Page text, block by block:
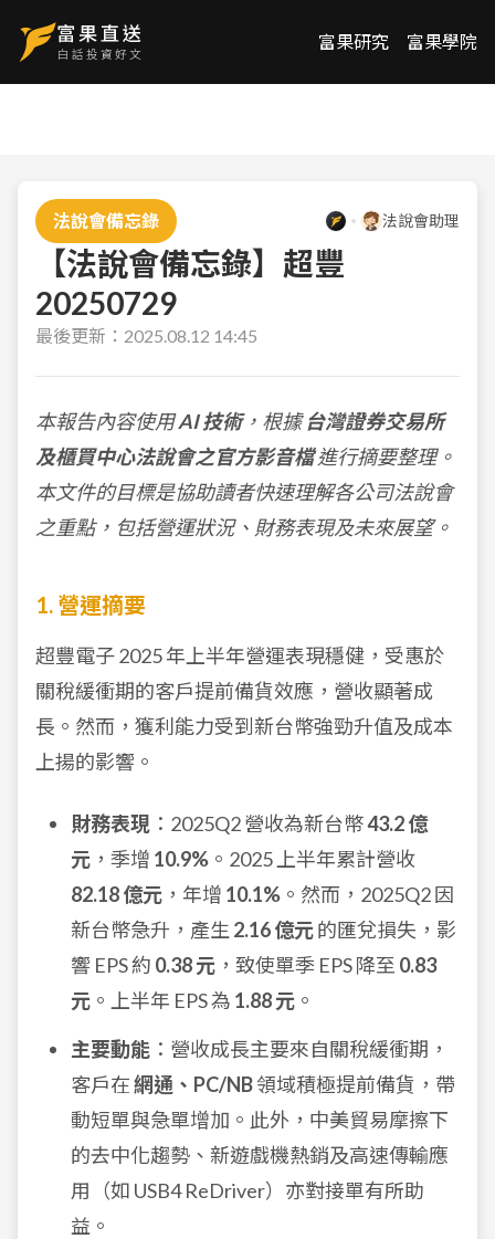
富果研究 富果學院
法說會備忘錄 法說會助理
【法說會備忘錄】超豐
20250729
最後更新： 2025.08.12 14:45
本報告內容使用AI 技術，根據台灣證券交易所
及櫃買中心法說會之官方影音檔進行摘要整理。
本文件的目標是協助讀者快速理解各公司法說會
之重點，包括營運狀況、財務表現及未來展望。
1. 營運摘要
超豐電子 2025 年上半年營運表現穩健，受惠於
關稅緩衝期的客戶提前備貨效應，營收顯著成
長。然而，獲利能力受到新台幣強勁升值及成本
上揚的影響。
財務表現 ：2025Q2 營收為新台幣43.2 億
元 ，季增 10.9% 。2025 上半年累計營收
82.18 億元 ，年增 10.1% 。然而，2025Q2 因
新台幣急升，產生 2.16 億元的匯兌損失，影
響 EPS 約 0.38 元 ，致使單季 EPS 降至 0.83
元 。上半年 EPS 為 1.88 元 。
主要動能 ：營收成長主要來自關稅緩衝期，
客戶在網通、PC/NB領域積極提前備貨，帶
動短單與急單增加。此外，中美貿易摩擦下
的去中化趨勢、新遊戲機熱銷及高速傳輸應
用（如 USB4 ReDriver）亦對接單有所助
益。